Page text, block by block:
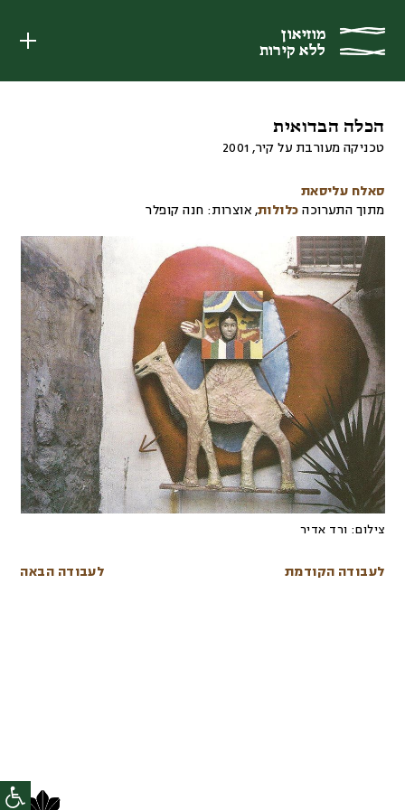
מוזיאון
ללא קירות
מוזיאון
ללא קירות
הכלה הבדואית
טכניקה מעורבת על קיר,
2001
סאלח עליסאת
מתוך התערוכה כלולות, אוצרות: חנה קופלר
צילום: ורד אדיר
לעבודה הקודמת לעבודה הבאה